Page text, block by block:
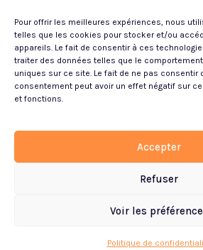
Pour offrir les meilleures expériences, nous
telles que les cookies pour stocker et/ou
appareils. Le fait de consentir à ces
traiter des données telles que le
uniques sur ce site. Le fait de ne pas consentir
consentement peut avoir un effet négatif sur
et fonctions.
Accepter
Refuser
Voir les
Politique de
Mentions Légales
Politique de Confidentialité
CGV
prix de
modèle
Nous
Liste